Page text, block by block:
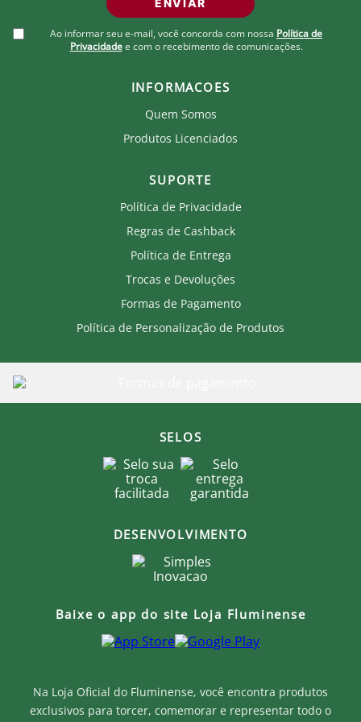
Corpo em grená com aba verde contrastante
Brasão do Fluminense bordado centralizado
Parte integrante do grupo Passeio da coleção
Produto Oficial Licenciado do Fluminense.
Ao comprar um produto oficial você fortalece seu
ENVIAR
Ao informar seu e-mail, você concorda com nossa Política de
Privacidade e com o recebimento de comunicações.
Na Loja Oficial do Fluminense, você encontra produtos
exclusivos para torcer, comemorar e representar todo o
INFORMACOES
Quem Somos
Produtos Licenciados
SUPORTE
Política de Privacidade
Regras de Cashback
Política de Entrega
Trocas e Devoluções
Formas de Pagamento
Política de Personalização de Produtos
SELOS
DESENVOLVIMENTO
Baixe o app do site Loja Fluminense